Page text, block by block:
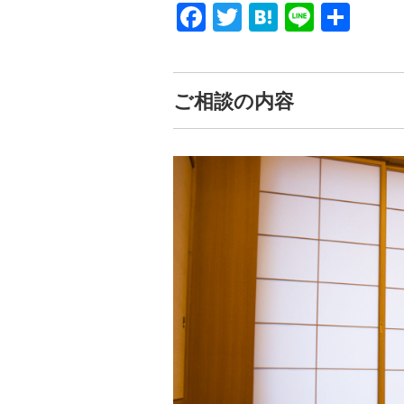
Facebook
TwitterHatena
Line
ご相談の内容